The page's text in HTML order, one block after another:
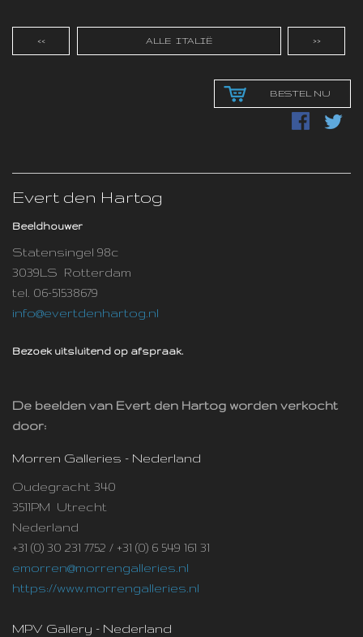
<< ALLE ITALIË >>
BESTEL NU
Evert den Hartog
Beeldhouwer
Statensingel 98c
3039LS Rotterdam
tel. 06-51538679
info@evertdenhartog.nl
Bezoek uitsluitend op afspraak.
De beelden van Evert den Hartog worden verkocht
door:
Morren Galleries - Nederland
Oudegracht 340
3511PM Utrecht
Nederland
+31 (0) 30 231 7752 / +31 (0) 6 549 161 31
emorren@morrengalleries.nl
https://www.morrengalleries.nl
MPV Gallery - Nederland